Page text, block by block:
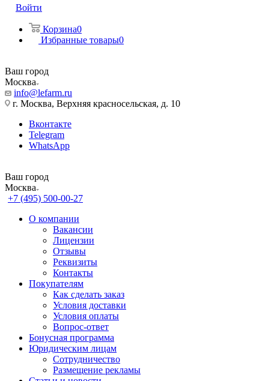
Войти
Корзина0
Избранные товары0
Ваш город
Москва
info@lefarm.ru
г. Москва, Верхняя красносельская, д. 10
Вконтакте
Telegram
WhatsApp
Ваш город
Москва
+7 (495) 500-00-27
О компании
Вакансии
Лицензии
Отзывы
Реквизиты
Контакты
Покупателям
Как сделать заказ
Условия доставки
Условия оплаты
Вопрос-ответ
Бонусная программа
Юридическим лицам
Сотрудничество
Размещение рекламы